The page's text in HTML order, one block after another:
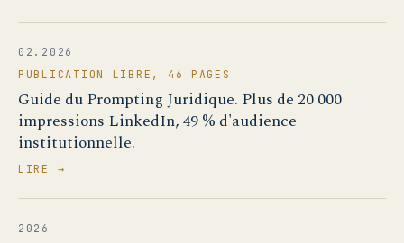
02.2026
PUBLICATION LIBRE, 46 PAGES
Guide du Prompting Juridique. Plus de 20 000
impressions LinkedIn, 49 % d'audience
institutionnelle.
LIRE →
2026